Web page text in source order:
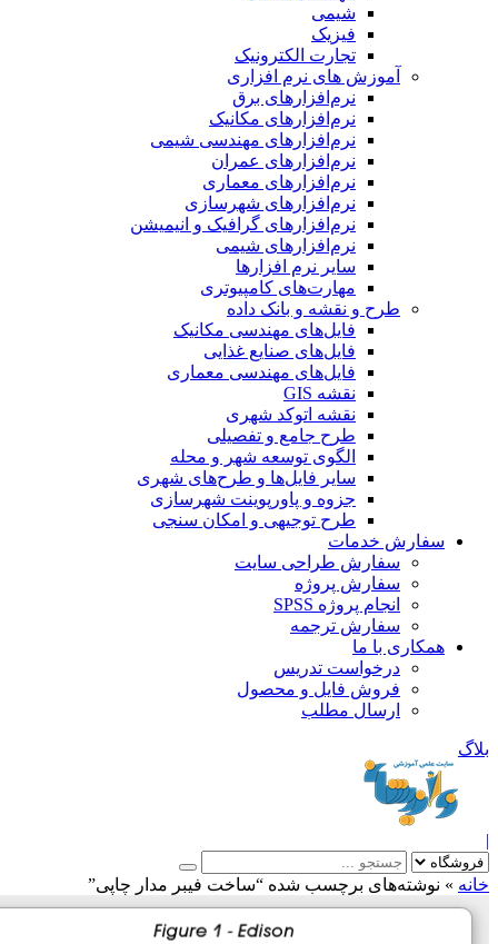
شیمی
فیزیک
تجارت الکترونیک
آموزش های نرم افزاری
نرم‌افزارهای برق
نرم‌افزارهای مکانیک
نرم‌افزارهای مهندسی شیمی
نرم‌افزارهای عمران
نرم‌افزارهای معماری
نرم‌افزارهای شهرسازی
نرم‌افزارهای گرافیک و انیمیشن
نرم‌افزارهای شیمی
سایر نرم افزارها
مهارت‌های کامپیوتری
طرح و نقشه و بانک داده
فایل‌های مهندسی مکانیک
فایل‌های صنایع غذایی
فایل‌های مهندسی معماری
نقشه GIS
نقشه اتوکد شهری
طرح جامع و تفصیلی
الگوی توسعه شهر و محله
سایر فایل‌ها و طرح‌های شهری
جزوه و پاورپوینت شهرسازی
طرح توجیهی و امکان سنجی
سفارش خدمات
سفارش طراحی سایت
سفارش پروژه
انجام پروژه SPSS
سفارش ترجمه
همکاری با ما
درخواست تدریس
فروش فایل و محصول
ارسال مطلب
»نوشته‌های برچسب شده “ساخت فیبر مدار چاپی”